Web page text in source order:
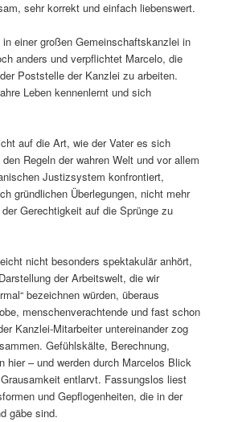
sehr korrekt und einfach liebenswert.
einer großen Gemeinschaftskanzlei in
anders und verpflichtet Marcelo, die
Poststelle der Kanzlei zu arbeiten.
Leben kennenlernt und sich
auf die Art, wie der Vater es sich
Regeln der wahren Welt und vor allem
Justizsystem konfrontiert,
gründlichen Überlegungen, nicht mehr
Gerechtigkeit auf die Sprünge zu
nicht besonders spektakulär anhört,
der Arbeitswelt, die wir
bezeichnen würden, überaus
menschenverachtende und fast schon
Kanzlei-Mitarbeiter untereinander zog
Gefühlskälte, Berechnung,
hier – und werden durch Marcelos Blick
entlarvt. Fassungslos liest
und Gepflogenheiten, die in der
gäbe sind.